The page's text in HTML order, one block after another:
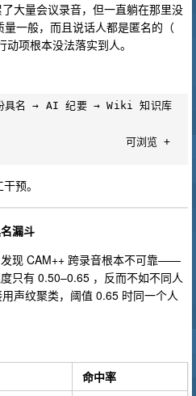
大量会议录音，但一直躺在那里没
一般，而且说话人都是匿名的（
项根本没法落实到人。
具名 → AI 纪要 → Wiki 知识库
预。
漏斗
现 CAM++ 跨录音根本不可靠——
只有 0.50–0.65 ，反而不如不同人
声纹聚类，阈值 0.65 时同一个人
命中率